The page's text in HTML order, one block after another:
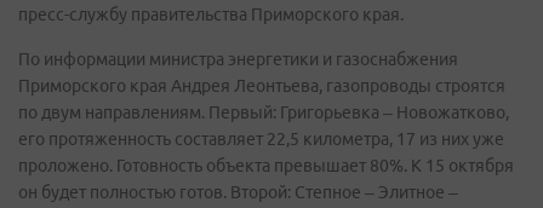
пресс-службу правительства Приморского края.
По информации министра энергетики и газоснабжения
Приморского края Андрея Леонтьева, газопроводы строятся
по двум направлениям. Первый: Григорьевка – Новожатково,
его протяженность составляет 22,5 километра, 17 из них уже
проложено. Готовность объекта превышает 80%. К 15 октября
он будет полностью готов. Второй: Степное – Элитное –